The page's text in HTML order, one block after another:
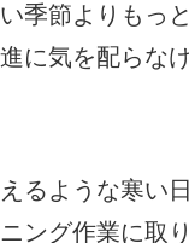
季節よりもっ
に気を配らな
るような寒い
ング作業に取